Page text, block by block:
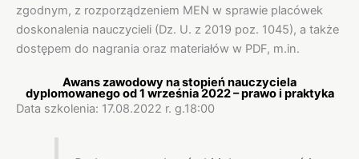
zgodnym, z rozporządzeniem MEN w sprawie placówek
doskonalenia nauczycieli (Dz. U. z 2019 poz. 1045), a także
dostępem do nagrania oraz materiałów w PDF, m.in.
Awans zawodowy na stopień nauczyciela
dyplomowanego od 1 września 2022 – prawo i praktyka
Data szkolenia: 17.08.2022 r. g.18:00